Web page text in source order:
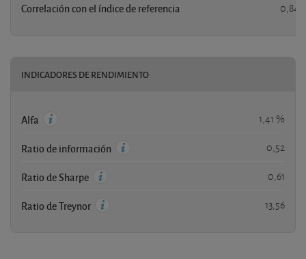
Correlación con el índice de referencia 0,84
INDICADORES DE RENDIMIENTO
Alfa 1,41 %
Ratio de información 0,52
Ratio de Sharpe 0,61
Ratio de Treynor 13,56